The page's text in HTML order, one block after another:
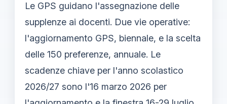
Le GPS guidano l'assegnazione delle
supplenze ai docenti. Due vie operative:
l'aggiornamento GPS, biennale, e la scelta
delle 150 preferenze, annuale. Le
scadenze chiave per l'anno scolastico
2026/27 sono l'16 marzo 2026 per